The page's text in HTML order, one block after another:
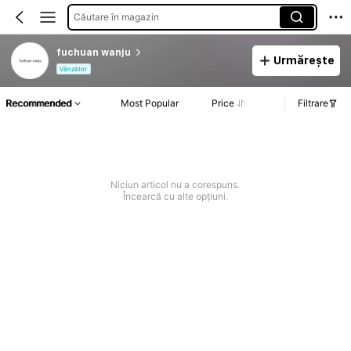
Căutare în magazin
fuchuan wanju
Vânzător
Urmărește
Recommended Most Popular Price Filtrare
Niciun articol nu a corespuns.
Încearcă cu alte opțiuni.